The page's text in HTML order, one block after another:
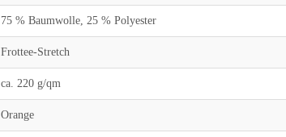
75 % Baumwolle, 25 % Polyester
Frottee-Stretch
ca. 220 g/qm
Orange